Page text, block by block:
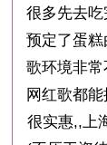
很多先去
预定了蛋
歌环境非
网红歌都
很实惠,,上